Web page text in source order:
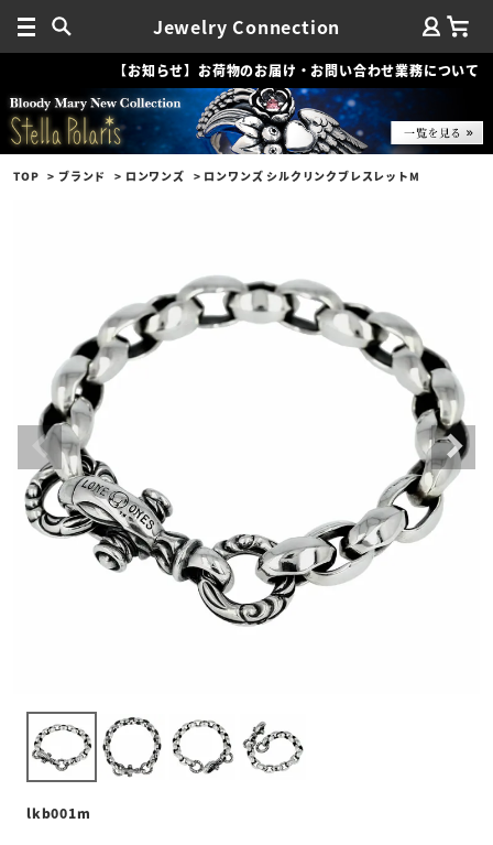
Jewelry Connection
【お知らせ】お荷物のお届け・お問い合わせ業務について
TOP ブランド ロンワンズ ロンワンズ シルクリンクブレスレットM
lkb001m